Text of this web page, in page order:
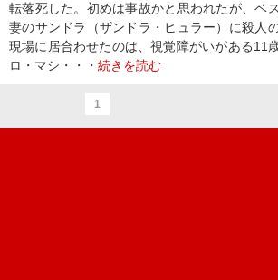
転落死した。初めは事故かと思われたが、ベ
妻のサンドラ（ザンドラ・ヒュラー）に殺人
現場に居合わせたのは、視覚障がいがある11
ロ・マシ・・・ 続きを読む
1